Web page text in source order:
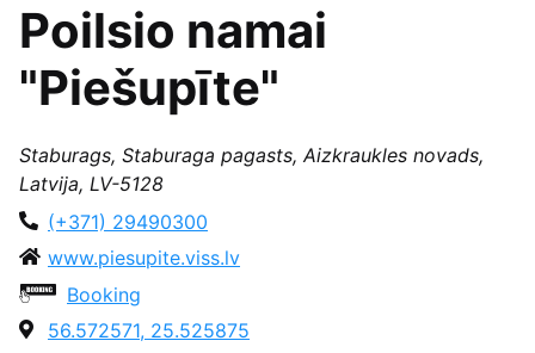
Poilsio namai
"Piešupīte"
Staburags, Staburaga pagasts, Aizkraukles novads,
Latvija, LV-5128
(+371) 29490300
www.piesupite.viss.lv
Booking
56.572571, 25.525875